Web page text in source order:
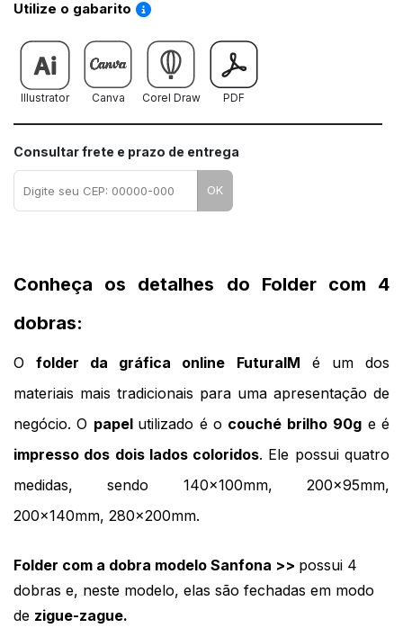
Utilize o gabarito Saiba como utilizar os nossos gabaritos
Illustrator Canva Corel Draw PDF
Consultar frete e prazo de entrega
OK
Conheça os detalhes do Folder com 4
dobras:
O folder da gráfica online FuturaIM é um dos
materiais mais tradicionais para uma apresentação de
negócio. O papel utilizado é o couché brilho 90g
impresso dos dois lados coloridos. Ele possui quatro
medidas, sendo 140x100mm, 200x95mm,
200x140mm, 280x200mm.
Folder com a dobra modelo Sanfona >> possui 4
dobras e, neste modelo, elas são fechadas em modo
de zigue-zague.